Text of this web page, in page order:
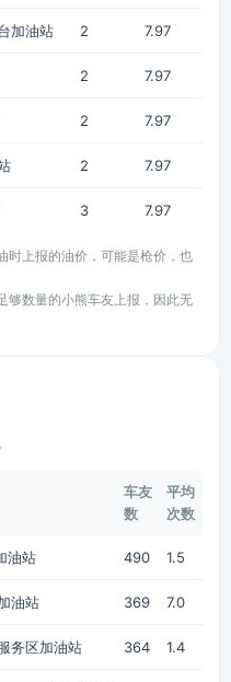
加油站 2 7.97
2 7.97
2 7.97
2 7.97
3 7.97
时上报的油价，可能是枪价，也
够数量的小熊车友上报，因此无
车友
数
平均
次数
油站 490 1.5
油站 369 7.0
务区加油站 364 1.4